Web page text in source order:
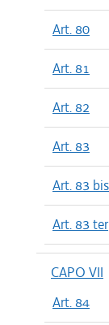
Art. 80
Art. 81
Art. 82
Art. 83
Art. 83 bis
Art. 83 ter
CAPO VII
Art. 84